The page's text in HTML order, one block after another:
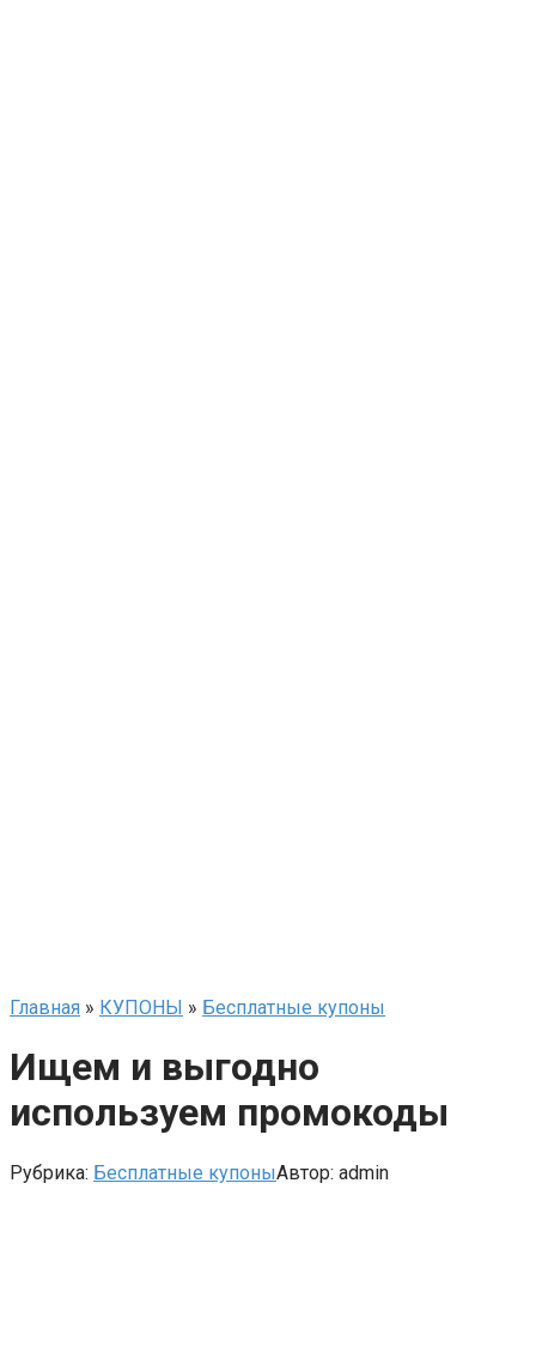
Главная » КУПОНЫ » Бесплатные купоны
Ищем и выгодно
используем промокоды
Рубрика: Бесплатные купоныАвтор: admin